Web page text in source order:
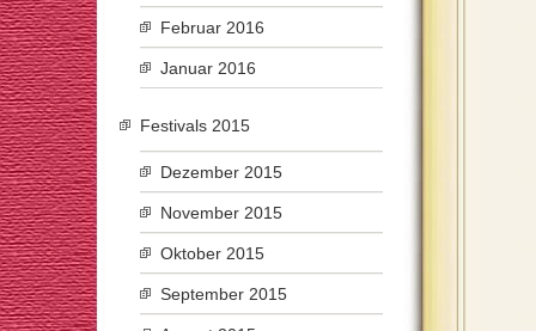
Februar 2016
Januar 2016
Festivals 2015
Dezember 2015
November 2015
Oktober 2015
September 2015